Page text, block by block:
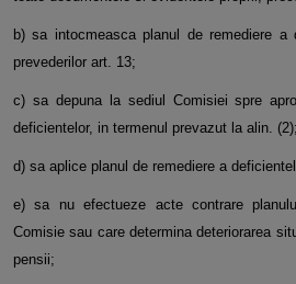
b) sa intocmeasca planul de remediere a
prevederilor art. 13;
c) sa depuna la sediul Comisiei spre
deficientelor, in termenul prevazut la alin. (2);
d) sa aplice planul de remediere a
e) sa nu efectueze acte contrare
Comisie sau care determina deteriorarea
pensii;